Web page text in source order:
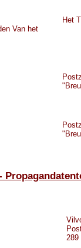
Van het
Het
289